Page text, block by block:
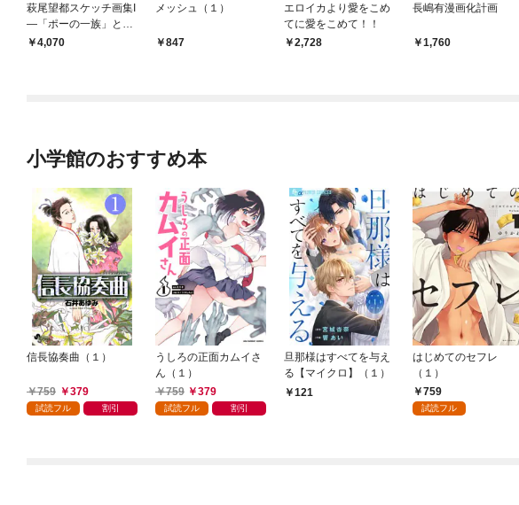
萩尾望都スケッチ画集I
—「ポーの一族」と幻
想世界—
4,070
メッシュ（１）
847
エロイカより愛をこめ
てに愛をこめて！！
2,728
長嶋有漫画化計画
1,760
小学館のおすすめ本
信長協奏曲（１）
759 379
試読フル 割引
うしろの正面カムイさ
ん（１）
759
379
試読フル 割引
旦那様はすべてを与え
る【マイクロ】（１）
121
はじめてのセフレ
（１）
759
試読フル